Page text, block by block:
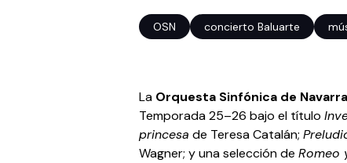
OSN concierto Baluarte
La Orquesta Sinfónica de Navarra
Temporada 25–26 bajo el título
princesa de Teresa Catalán;
Wagner; y una selección deRomeo